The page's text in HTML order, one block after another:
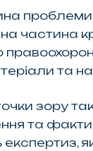
проблеми
частина
та
зору
та